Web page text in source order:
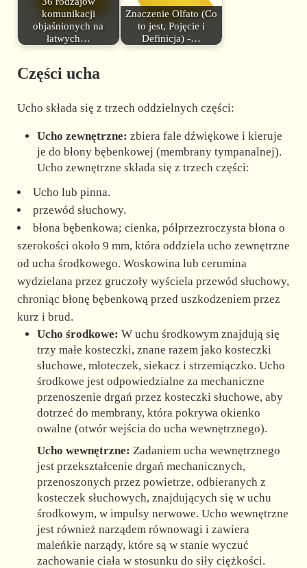
komunikacji
objaśnionych na
łatwych…
Znaczenie Olfato (Co
to jest, Pojęcie i
Definicja) -…
Części ucha
Ucho składa się z trzech oddzielnych części:
Ucho zewnętrzne: zbiera fale dźwiękowe i kieruje
je do błony bębenkowej (membrany tympanalnej).
Ucho zewnętrzne składa się z trzech części:
Ucho lub pinna.
przewód słuchowy.
błona bębenkowa; cienka, półprzezroczysta błona o
szerokości około 9 mm, która oddziela ucho zewnętrzne
od ucha środkowego. Woskowina lub cerumina
wydzielana przez gruczoły wyściela przewód słuchowy,
chroniąc błonę bębenkową przed uszkodzeniem przez
kurz i brud.
Ucho środkowe: W uchu środkowym znajdują się
trzy małe kosteczki, znane razem jako kosteczki
słuchowe, młoteczek, siekacz i strzemiączko. Ucho
środkowe jest odpowiedzialne za mechaniczne
przenoszenie drgań przez kosteczki słuchowe, aby
dotrzeć do membrany, która pokrywa okienko
owalne (otwór wejścia do ucha wewnętrznego).
Ucho wewnętrzne: Zadaniem ucha wewnętrznego
jest przekształcenie drgań mechanicznych,
przenoszonych przez powietrze, odbieranych z
kosteczek słuchowych, znajdujących się w uchu
środkowym, w impulsy nerwowe. Ucho wewnętrzne
jest również narządem równowagi i zawiera
maleńkie narządy, które są w stanie wyczuć
zachowanie ciała w stosunku do siły ciężkości.